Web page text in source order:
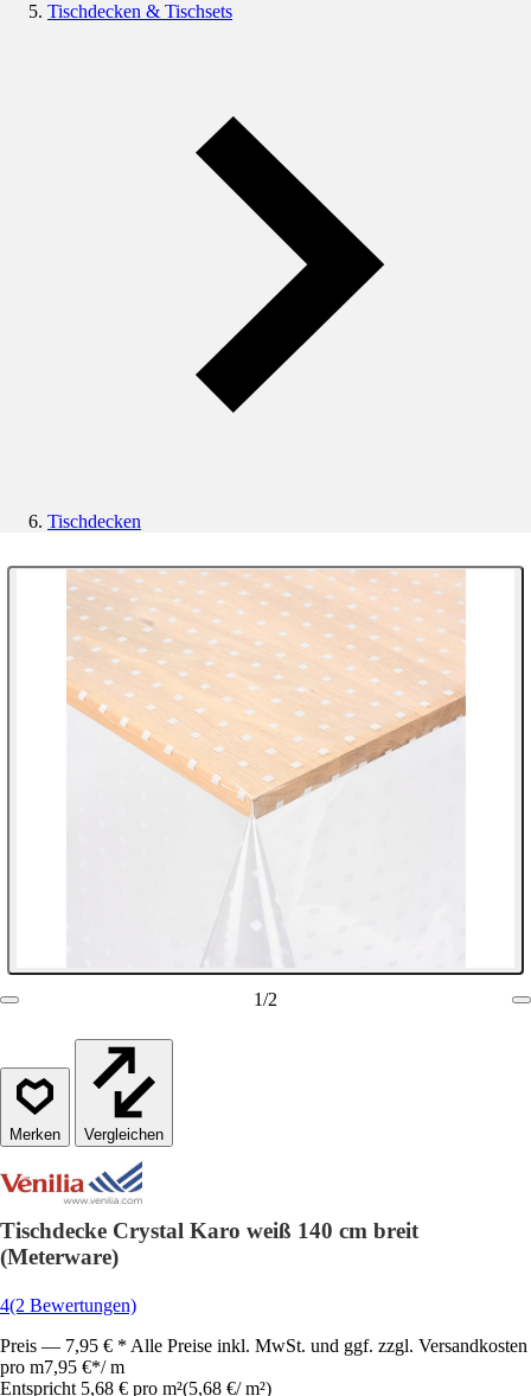
Tischdecken & Tischsets
Tischdecken
1/2
Vergleichen
Tischdecke Crystal Karo weiß 140 cm breit
(Meterware)
4(2 Bewertungen)
Preis — 7,95 € * Alle Preise inkl. MwSt. und ggf. zzgl. Versandkosten
pro m7,95 €*/ m
Entspricht 5,68 € pro m²(5,68 €/ m²)